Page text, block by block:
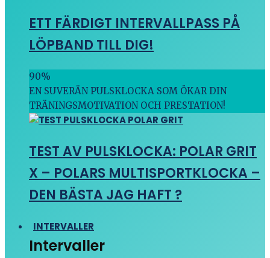
ETT FÄRDIGT INTERVALLPASS PÅ
LÖPBAND TILL DIG!
90%
EN SUVERÄN PULSKLOCKA SOM ÖKAR DIN
TRÄNINGSMOTIVATION OCH PRESTATION!
TEST AV PULSKLOCKA: POLAR GRIT
X – POLARS MULTISPORTKLOCKA –
DEN BÄSTA JAG HAFT ?
INTERVALLER
Intervaller